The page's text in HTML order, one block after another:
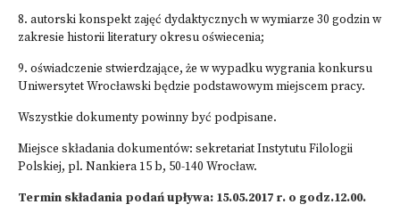
8. autorski konspekt zajęć dydaktycznych w wymiarze 30 godzin w
zakresie historii literatury okresu oświecenia;
9. oświadczenie stwierdzające, że w wypadku wygrania konkursu
Uniwersytet Wrocławski będzie podstawowym miejscem pracy.
Wszystkie dokumenty powinny być podpisane.
Miejsce składania dokumentów: sekretariat Instytutu Filologii
Polskiej, pl. Nankiera 15 b, 50-140 Wrocław.
Termin składania podań upływa: 15.05.2017 r. o godz.12.00.